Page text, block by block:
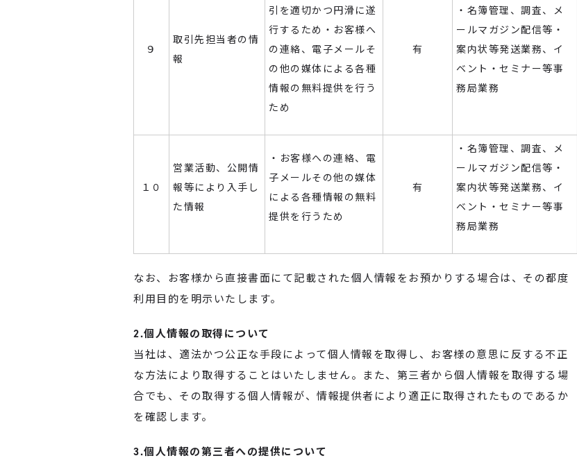
９
取引先担当者の情
報
引を適切かつ円滑に遂
行するため・お客様へ
の連絡、電子メールそ
の他の媒体による各種
情報の無料提供を行う
ため
有
・名簿管理、調査、メ
ールマガジン配信等・
案内状等発送業務、イ
ベント・セミナー等事
務局業務
１０
営業活動、公開情
報等により入手し
た情報
・お客様への連絡、電
子メールその他の媒体
による各種情報の無料
提供を行うため
有
・名簿管理、調査、メ
ールマガジン配信等・
案内状等発送業務、イ
ベント・セミナー等事
務局業務
なお、お客様から直接書面にて記載された個人情報をお預かりする場合は、その都度
利用目的を明示いたします。
2.個人情報の取得について
当社は、適法かつ公正な手段によって個人情報を取得し、お客様の意思に反する不正
な方法により取得することはいたしません。また、第三者から個人情報を取得する場
合でも、その取得する個人情報が、情報提供者により適正に取得されたものであるか
を確認します。
3.個人情報の第三者への提供について